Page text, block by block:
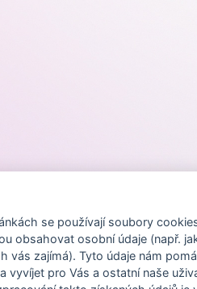
se používají soubory
obsahovat osobní údaje (např.
vás zajímá). Tyto údaje nám
vyvíjet pro Vás a ostatní naše